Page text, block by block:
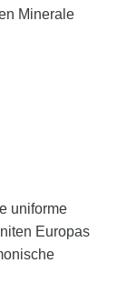
Minerale
uniforme
Europas